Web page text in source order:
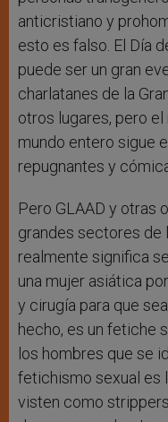
anticristiano y
esto es falso. El Día
puede ser un gran
charlatanes de la
otros lugares, pero el
mundo entero sigue
repugnantes y
Pero GLAAD y otras
grandes sectores de
realmente significa
una mujer asiática
y cirugía para que
hecho, es un fetiche
los hombres que se
fetichismo sexual es
visten como